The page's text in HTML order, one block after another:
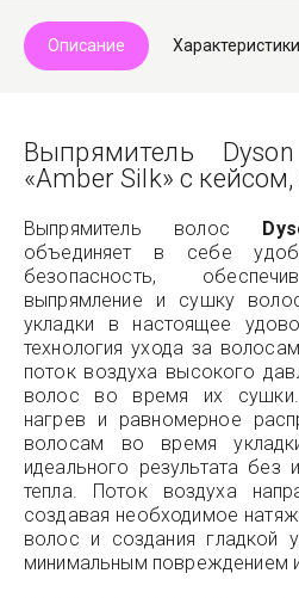
Описание Характеристики
Выпрямитель
«Amber Silk» с
Выпрямитель волос
объединяет в себе
безопасность,
выпрямление и сушку
укладки в настоящее
технология ухода за
поток воздуха высокого
волос во время их сушки.
нагрев и равномерное
волосам во время
идеального результата без
тепла. Поток воздуха
создавая необходимое
волос и создания гладкой
минимальным повреждением